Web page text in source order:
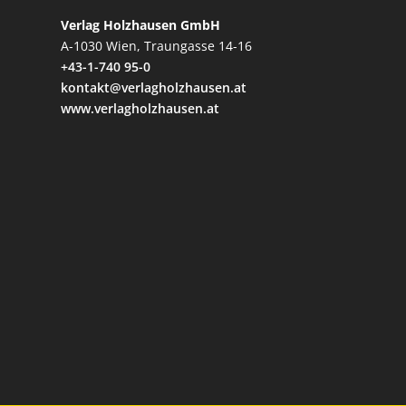
Verlag Holzhausen GmbH
A-1030 Wien, Traungasse 14-16
+43-1-740 95-0
kontakt@verlagholzhausen.at
www.verlagholzhausen.at